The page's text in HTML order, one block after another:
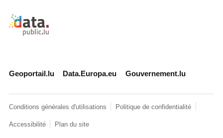
Retour à l'accueil de data.public.lu
Geoportail.lu Data.Europa.eu Gouvernement.lu
Conditions générales d'utilisations Politique de confidentialité
Accessibilité Plan du site